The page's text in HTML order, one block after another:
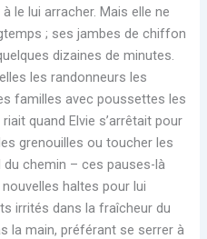
le lui arracher. Mais elle ne
; ses jambes de chiffon
dizaines de minutes.
les randonneurs les
familles avec poussettes les
quand Elvie s’arrêtait pour
grenouilles ou toucher les
chemin – ces pauses-là
haltes pour lui
irrités dans la fraîcheur du
la main, préférant se serrer à